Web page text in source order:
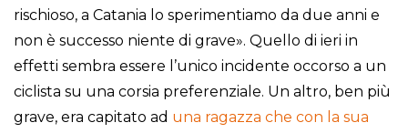
rischioso, a Catania lo sperimentiamo da due anni e
non è successo niente di grave». Quello di ieri in
effetti sembra essere l’unico incidente occorso a un
ciclista su una corsia preferenziale. Un altro, ben più
grave, era capitato ad una ragazza che con la sua